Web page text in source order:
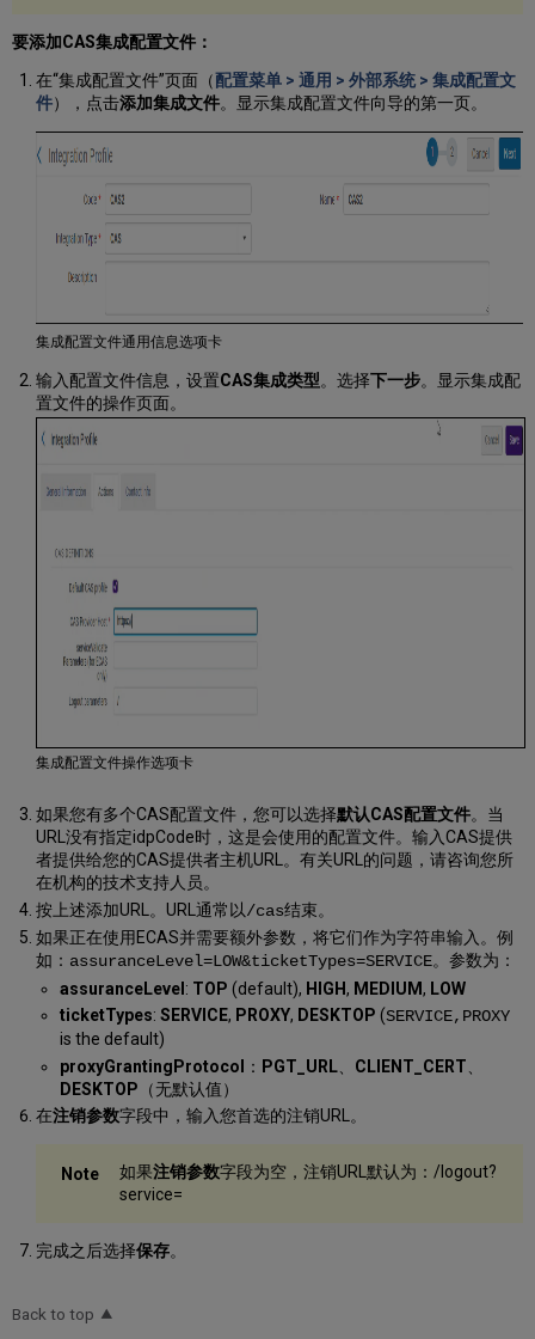
要添加CAS集成配置文件：
在“集成配置文件”页面（配置菜单 > 通用 > 外部系统 > 集成配置文
件），点击添加集成文件。显示集成配置文件向导的第一页。
集成配置文件通用信息选项卡
输入配置文件信息，设置CAS集成类型。选择下一步。显示集成配
置文件的操作页面。
集成配置文件操作选项卡
如果您有多个CAS配置文件，您可以选择默认CAS配置文件。当
URL没有指定idpCode时，这是会使用的配置文件。输入CAS提供
者提供给您的CAS提供者主机URL。有关URL的问题，请咨询您所
在机构的技术支持人员。
按上述添加URL。URL通常以/cas结束。
如果正在使用ECAS并需要额外参数，将它们作为字符串输入。例
如： assuranceLevel=LOW&ticketTypes=SERVICE。参数为：
assuranceLevel : TOP (default), HIGH, MEDIUM, LOW
ticketTypes: SERVICE, PROXY, DESKTOP (SERVICE,PROXY
is the default)
proxyGrantingProtocol
： PGT_URL、 CLIENT_CERT
DESKTOP （无默认值）
在注销参数字段中，输入您首选的注销URL。
如果注销参数字段为空，注销URL默认为：/logout?
service=
完成之后选择保存。
Back to top